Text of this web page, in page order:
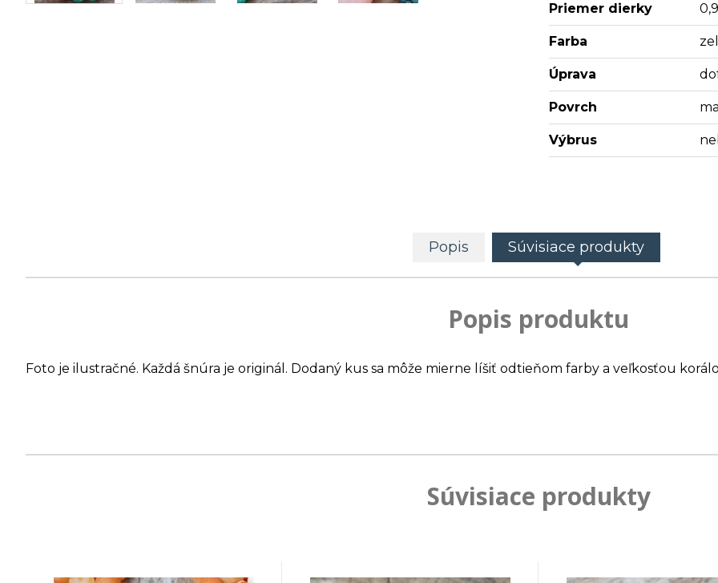
Priemer dierky
Farba
Úprava
Povrch
Výbrus
Popis Súvisiace produkty
Popis produktu
Foto je ilustračné. Každá šnúra je originál. Dodaný kus sa môže mierne líšiť odtieňom farby a veľkosťou
Súvisiace produkty